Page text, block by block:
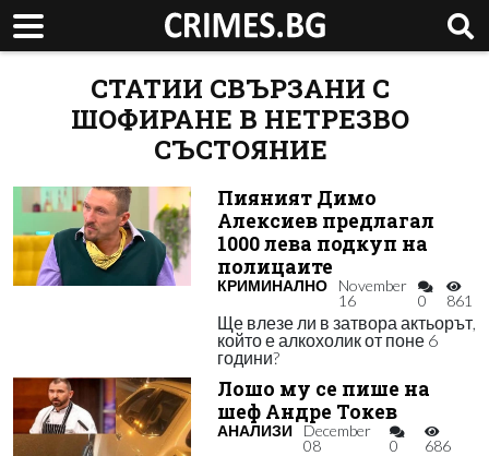
СТАТИИ СВЪРЗАНИ С
ШОФИРАНЕ В НЕТРЕЗВО
СЪСТОЯНИЕ
Пияният Димо
Алексиев предлагал
1000 лева подкуп на
полицаите
КРИМИНАЛНО
November
16
0 861
Ще влезе ли в затвора актьорът,
който е алкохолик от поне 6
години?
Лошо му се пише на
шеф Андре Токев
АНАЛИЗИ
December
08
0 686